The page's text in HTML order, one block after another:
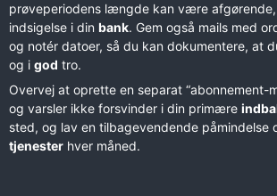
prøveperiodens længde kan være
indsigelse i din bank. Gem også mails med
og notér datoer, så du kan dokumentere, at
og i god tro.
Overvej at oprette en separat “abonnement-
og varsler ikke forsvinder i din primære
sted, og lav en tilbagevendende påmindelse
tjenester hver måned.